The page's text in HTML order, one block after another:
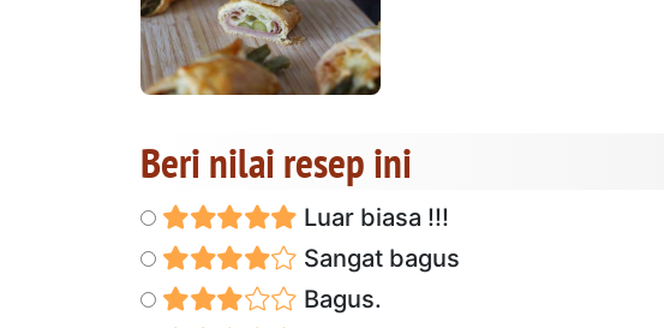
Beri nilai resep ini
Luar biasa !!!
Sangat bagus
Bagus.